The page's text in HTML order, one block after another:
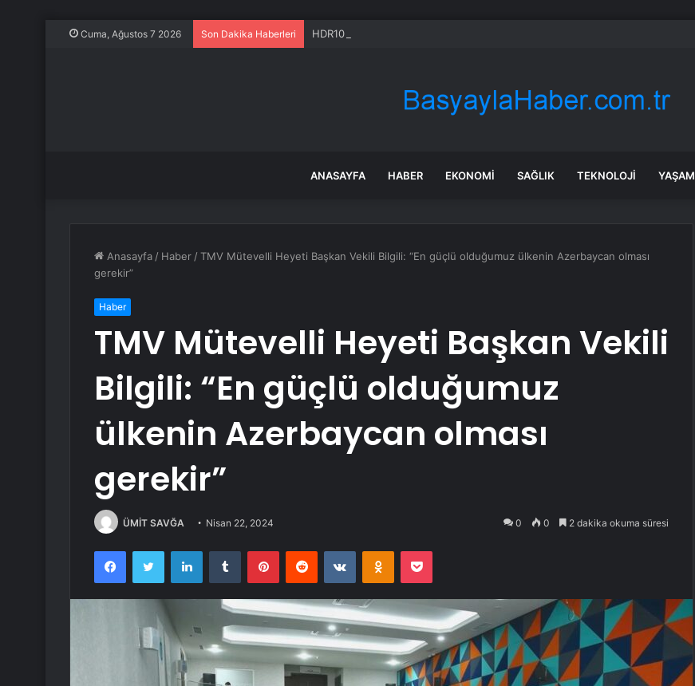
Cuma, Ağustos 7 2026 Son Dakika Haberleri HDR10+ Advanced dönemi başladı: İlk destek Samsung TV’lerde
ANASAYFA HABER EKONOMI SAĞLIK TEKNOLOJI YAŞAM
Anasayfa / Haber /TMV Mütevelli Heyeti Başkan Vekili Bilgili: “En güçlü olduğumuz ülkenin Azerbaycan olması
gerekir”
Haber
TMV Mütevelli Heyeti Başkan Vekili
Bilgili: “En güçlü olduğumuz
ülkenin Azerbaycan olması
gerekir”
ÜMİT SAVĞA Nisan 22, 2024 0 0 2 dakika okuma süresi
FacebookTwitter LinkedInTumblr PinterestReddit VKontakteOdnoklassniki
Pocket